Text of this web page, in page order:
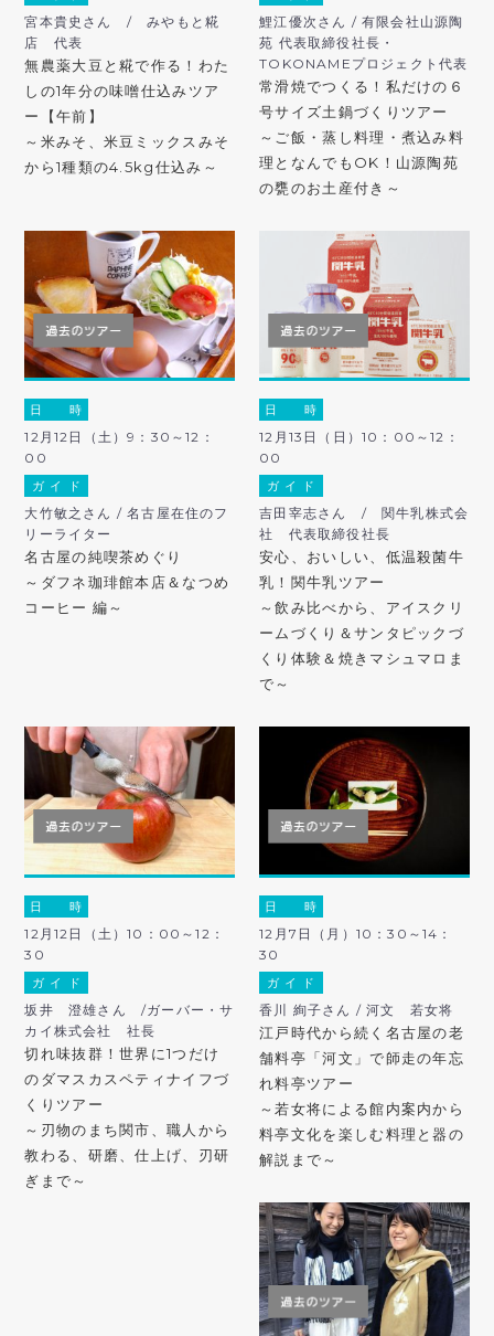
宮本貴史さん / みやもと糀
店 代表
無農薬大豆と糀で作る！わた
しの1年分の味噌仕込みツア
ー【午前】
～米みそ、米豆ミックスみそ
から1種類の4.5kg仕込み～
鯉江優次さん / 有限会社山源陶
苑 代表取締役社長・
TOKONAMEプロジェクト代表
常滑焼でつくる！私だけの６
号サイズ土鍋づくりツアー
～ご飯・蒸し料理・煮込み料
理となんでもOK！山源陶苑
の甕のお土産付き～
日 時
12月12日（土）9：30～12：
00
ガ イ ド
大竹敏之さん / 名古屋在住のフ
リーライター
名古屋の純喫茶めぐり
～ダフネ珈琲館本店＆なつめ
コーヒー 編～
日 時
12月13日（日）10：00～12：
00
ガ イ ド
吉田宰志さん / 関牛乳株式会
社 代表取締役社長
安心、おいしい、低温殺菌牛
乳！関牛乳ツアー
～飲み比べから、アイスクリ
ームづくり＆サンタピックづ
くり体験＆焼きマシュマロま
で～
日 時
12月12日（土）10：00～12：
30
ガ イ ド
坂井 澄雄さん /ガーバー・サ
カイ株式会社 社長
切れ味抜群！世界に1つだけ
のダマスカスペティナイフづ
くりツアー
～刃物のまち関市、職人から
教わる、研磨、仕上げ、刃研
ぎまで～
日 時
12月7日（月）10：30～14：
30
ガ イ ド
香川 絢子さん / 河文 若女将
江戸時代から続く名古屋の老
舗料亭「河文」で師走の年忘
れ料亭ツアー
～若女将による館内案内から
料亭文化を楽しむ料理と器の
解説まで～